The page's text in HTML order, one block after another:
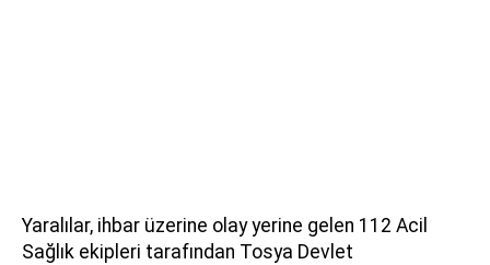
Yaralılar, ihbar üzerine olay yerine gelen 112 Acil
Sağlık ekipleri tarafından Tosya Devlet